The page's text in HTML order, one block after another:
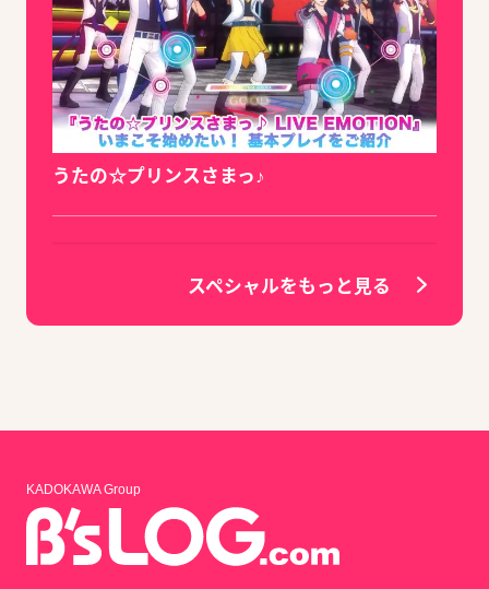
うたの☆プリンスさまっ♪
スペシャルをもっと見る
KADOKAWA Group